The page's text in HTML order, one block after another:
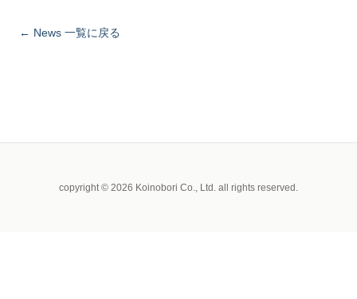
← News 一覧に戻る
copyright © 2026 Koinobori Co., Ltd. all rights reserved.